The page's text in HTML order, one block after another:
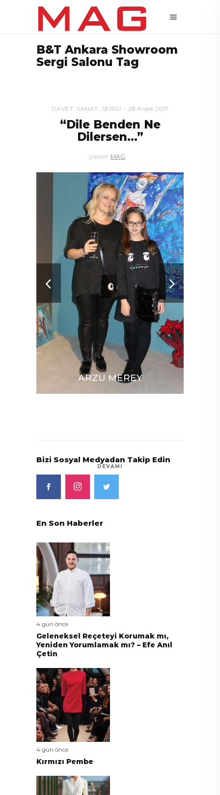
B&T Ankara Showroom
Sergi Salonu Tag
DAVET, SANAT, SERGI 28 Aralık 2017
“Dile Benden Ne
Dilersen…”
yazan: MAG
ARZU MEREY
DEVAMI
Bizi Sosyal Medyadan Takip Edin
En Son Haberler
4 gün önce
Geleneksel Reçeteyi Korumak mı,
Yeniden Yorumlamak mı? – Efe Anıl
Çetin
4 gün önce
Kırmızı Pembe